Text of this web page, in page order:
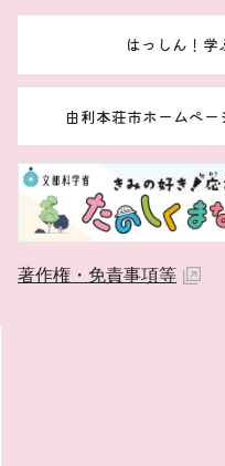
はっしん！
由利本荘市ホームペ
著作権・免責事項等